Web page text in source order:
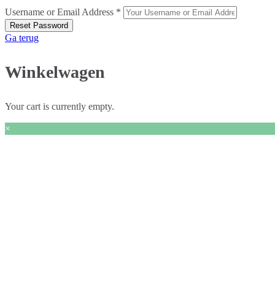
Username or Email Address *
Ga terug
Winkelwagen
Your cart is currently empty.
×